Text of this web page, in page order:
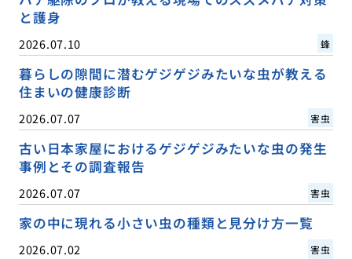
と護身
2026.07.10 蜂
暮らしの隙間に潜むゲジゲジみたいな虫が教える
住まいの健康診断
2026.07.07 害虫
古い日本家屋におけるゲジゲジみたいな虫の発生
事例とその調査報告
2026.07.07 害虫
家の中に現れる小さい虫の種類と見分け方一覧
2026.07.02 害虫